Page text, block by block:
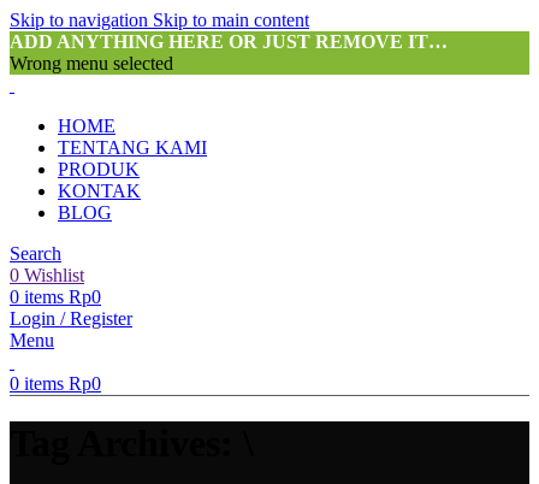
Skip to navigation Skip to main content
ADD ANYTHING HERE OR JUST REMOVE IT…
Wrong menu selected
HOME
TENTANG KAMI
PRODUK
KONTAK
BLOG
Search
0 Wishlist
0 items Rp0
Login / Register
Menu
0 items Rp0